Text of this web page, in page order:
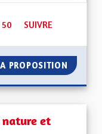
50 50 ABONNÉS
SUIVRE
PROPOSITION
nature et